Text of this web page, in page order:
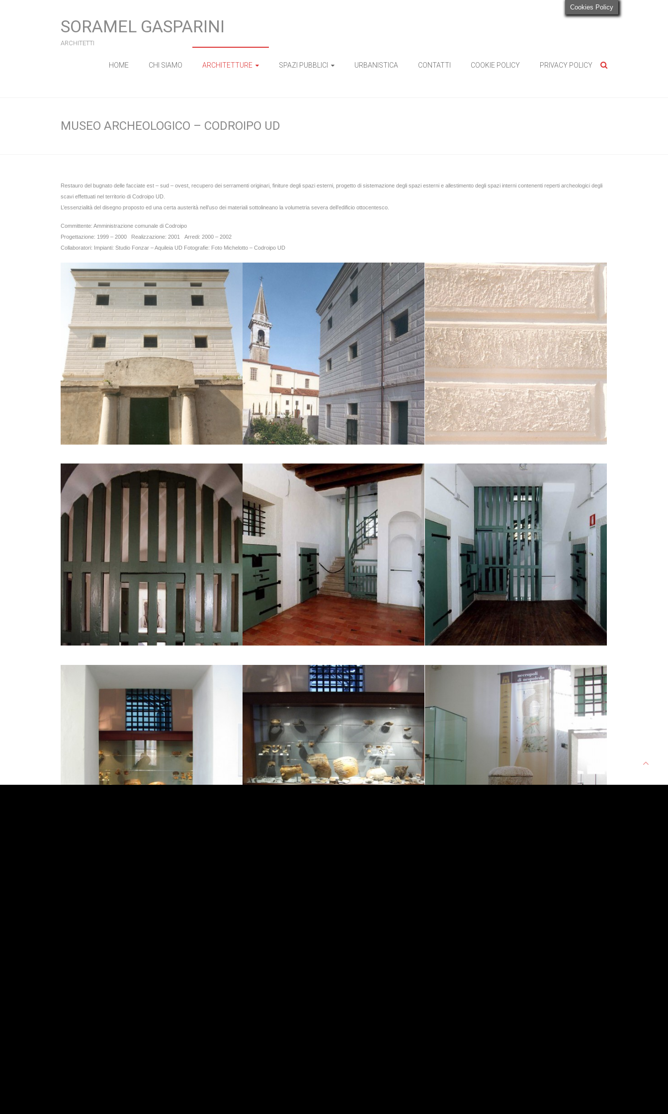
SORAMEL GASPARINI
ARCHITETTI
HOME CHI SIAMO ARCHITETTURE SPAZI PUBBLICI URBANISTICA CONTATTI COOKIE POLICY PRIVACY POLICY
MUSEO ARCHEOLOGICO – CODROIPO UD
Restauro del bugnato delle facciate est – sud – ovest, recupero dei serramenti originari, finiture degli spazi esterni, progetto di sistemazione degli spazi esterni e allestimento degli spazi interni contenenti reperti archeologici degli
scavi effettuati nel territorio di Codroipo UD.
L’essenzialità del disegno proposto ed una certa austerità nell’uso dei materiali sottolineano la volumetria severa dell’edificio ottocentesco.
Committente: Amministrazione comunale di Codroipo
Progettazione: 1999 – 2000 Realizzazione: 2001 Arredi: 2000 – 2002
Collaboratori: Impianti: Studio Fonzar – Aquileia UD Fotografie: Foto Michelotto – Codroipo UD
Cookies Policy